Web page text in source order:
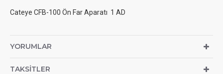
Cateye CFB-100 Ön Far Aparatı 1 AD
YORUMLAR
TAKSITLER